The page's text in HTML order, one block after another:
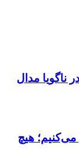
مدال
می‌کنیم؛ هیچ